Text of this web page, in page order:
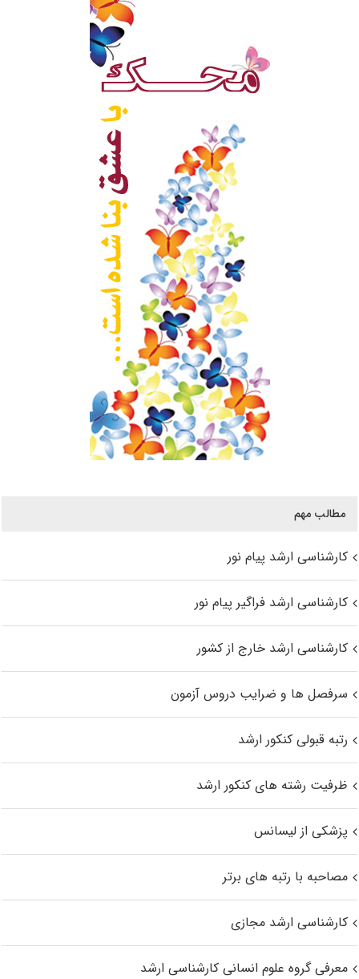
مطالب مهم
کارشناسی ارشد پیام نور
کارشناسی ارشد فراگیر پیام نور
کارشناسی ارشد خارج از کشور
سرفصل ها و ضرایب دروس آزمون
رتبه قبولی کنکور ارشد
ظرفیت رشته های کنکور ارشد
پزشکی از لیسانس
مصاحبه با رتبه های برتر
کارشناسی ارشد مجازی
معرفی گروه علوم انسانی کارشناسی ارشد